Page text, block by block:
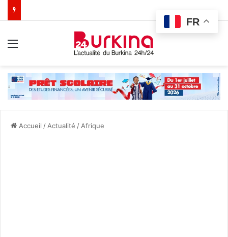
Accueil / Actualité / Afrique
FR